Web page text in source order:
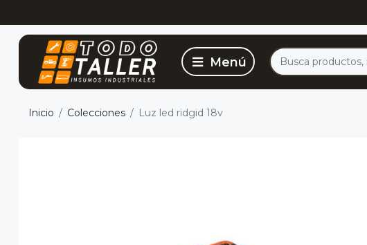
Inicio Colecciones Luz led ridgid 18v